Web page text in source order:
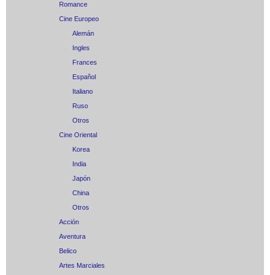
Romance
Cine Europeo
Alemán
Ingles
Frances
Español
Italiano
Ruso
Otros
Cine Oriental
Korea
India
Japón
China
Otros
Acción
Aventura
Belico
Artes Marciales